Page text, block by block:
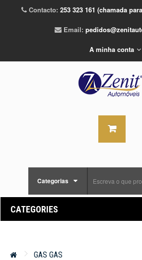
Contacto: 253 323 161 (chamada
Email:
A minha conta
Categorias
CATEGORIES
GAS GAS